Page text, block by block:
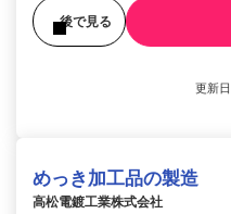
後で見る
更新
めっき加工品の製造
高松電鍍工業株式会社